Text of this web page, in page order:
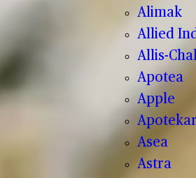
Alimak
Allied
Allis-
Apotea
Apple
Asea
Astra